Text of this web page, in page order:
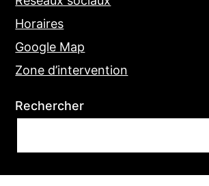
Horaires
Google Map
Zone d’intervention
Rechercher